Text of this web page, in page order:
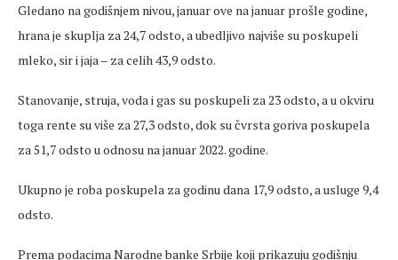
Gledano na godišnjem nivou, januar ove na januar prošle godine,
hrana je skuplja za 24,7 odsto, a ubedljivo najviše su poskupeli
mleko, sir i jaja – za celih 43,9 odsto.
Stanovanje, struja, voda i gas su poskupeli za 23 odsto, a u okviru
toga rente su više za 27,3 odsto, dok su čvrsta goriva poskupela
za 51,7 odsto u odnosu na januar 2022. godine.
Ukupno je roba poskupela za godinu dana 17,9 odsto, a usluge 9,4
odsto.
Prema podacima Narodne banke Srbije koji prikazuju godišnju